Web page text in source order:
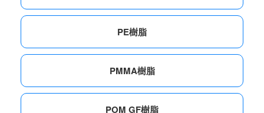
PE樹脂
PMMA樹脂
POM GF樹脂